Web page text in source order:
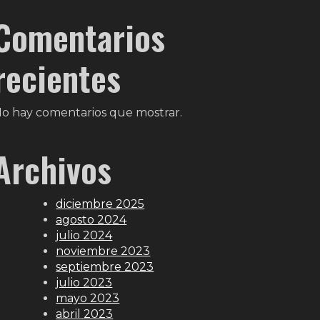
hay comentarios que mostrar.
diciembre 2025
agosto 2024
julio 2024
noviembre 2023
septiembre 2023
julio 2023
mayo 2023
abril 2023